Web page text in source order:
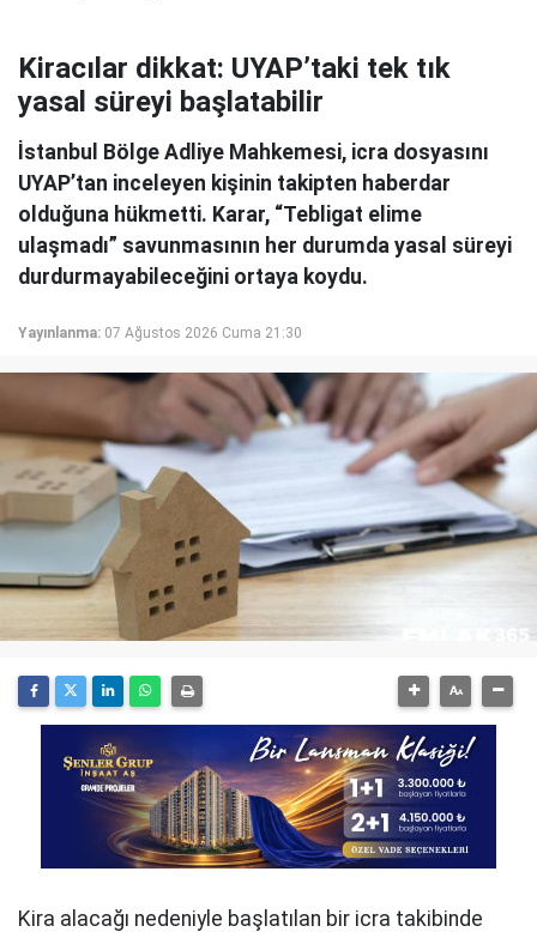
Kiracılar dikkat: UYAP’taki tek tık
yasal süreyi başlatabilir
İstanbul Bölge Adliye Mahkemesi, icra dosyasını
UYAP’tan inceleyen kişinin takipten haberdar
olduğuna hükmetti. Karar, “Tebligat elime
ulaşmadı” savunmasının her durumda yasal süreyi
durdurmayabileceğini ortaya koydu.
Yayınlanma: 07 Ağustos 2026 Cuma 21:30
Kira alacağı nedeniyle başlatılan bir icra takibinde